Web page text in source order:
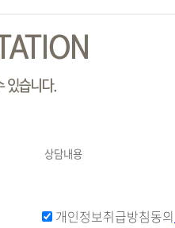
개인정보취급방침동의